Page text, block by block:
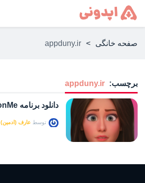
صفحه خانگی >
appduny.ir
برچسب: appduny.ir
دانلود برنامه ToonMe نسخه ی مود
توسط عارف (ادمین)